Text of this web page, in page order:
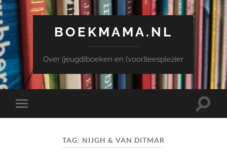
BOEKMAMA.NL
Over (jeugd)boeken en (voor)leesplezier
Toggle
mobiel
Toggle
TAG: NIJGH & VAN DITMAR